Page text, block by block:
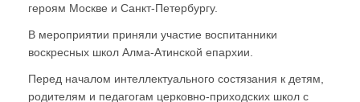
героям Москве и Санкт-Петербургу.
В мероприятии приняли участие воспитанники
воскресных школ Алма-Атинской епархии.
Перед началом интеллектуального состязания к детям,
родителям и педагогам церковно-приходских школ с